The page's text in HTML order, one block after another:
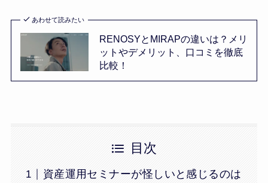
あわせて読みたい
RENOSYとMIRAPの違いは？メリ
ットやデメリット、口コミを徹底
比較！
目次
資産運用セミナーが怪しいと感じるのは